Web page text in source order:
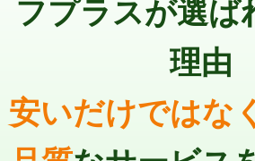
モルタル補修（厚さ10㎝まで）
廃棄・処分
止水・漏水調査・防水処理・清掃・修
止水・漏水調査・防水処理・清掃・修
止水・漏水調査・防水処理・清掃・修
理・調整・分解・加工など（重作業）
フプラスが選ば
理由
安いだけではな